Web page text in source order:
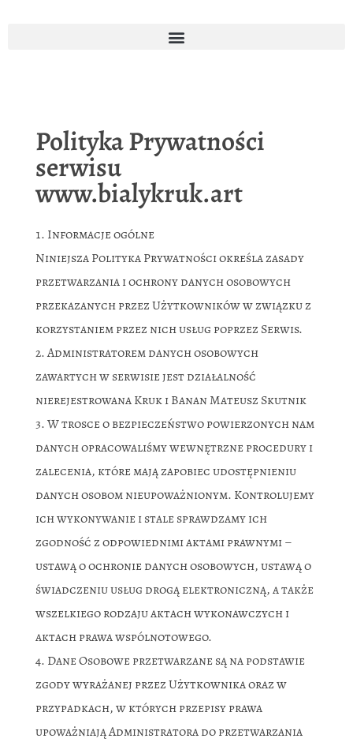
Polityka Prywatności
serwisu
www.bialykruk.art
Informacje ogólne
Niniejsza Polityka Prywatności określa zasady
przetwarzania i ochrony danych osobowych
przekazanych przez Użytkowników w związku z
korzystaniem przez nich usług poprzez Serwis.
Administratorem danych osobowych
zawartych w serwisie jest działalność
nierejestrowana Kruk i Banan Mateusz Skutnik
W trosce o bezpieczeństwo powierzonych nam
danych opracowaliśmy wewnętrzne procedury i
zalecenia, które mają zapobiec udostępnieniu
danych osobom nieupoważnionym. Kontrolujemy
ich wykonywanie i stale sprawdzamy ich
zgodność z odpowiednimi aktami prawnymi –
ustawą o ochronie danych osobowych, ustawą o
świadczeniu usług drogą elektroniczną, a także
wszelkiego rodzaju aktach wykonawczych i
aktach prawa wspólnotowego.
Dane Osobowe przetwarzane są na podstawie
zgody wyrażanej przez Użytkownika oraz w
przypadkach, w których przepisy prawa
upoważniają Administratora do przetwarzania